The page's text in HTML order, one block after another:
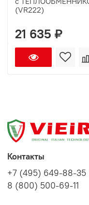
(VR222)
21 635 ₽
Контакты
+7 (495) 649-88-35
8 (800) 500-69-11